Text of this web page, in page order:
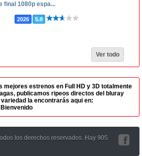
final 1080p espa...
2026 5.8
Ver todo
mejores estrenos en Full HD y 3D totalmente
publicamos ripeos directos del bluray
la encontrarás aqui en:
los derechos reservados. Hay 905